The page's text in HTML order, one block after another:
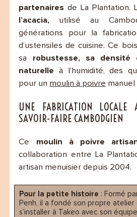
partenaires de La Plantation.
l’acacia, utilisé au
générations pour la
d’ustensiles de cuisine. Ce
sa robustesse, sa densité
naturelle à l’humidité, des
pour un moulin à poivre manuel
UNE FABRICATION LOCALE
SAVOIR-FAIRE CAMBODGIEN
Ce moulin à poivre
collaboration entre La
artisan menuisier depuis 2004.
Pour la petite histoire : Formé
Penh, il a fondé son propre
s’installer à Takeo avec son